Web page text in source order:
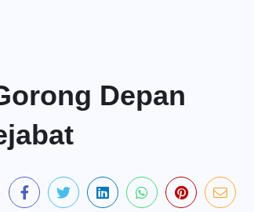
Depan